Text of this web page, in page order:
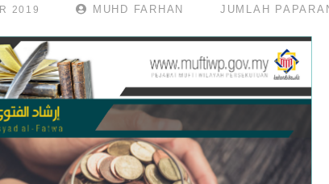
2019 MUHD FARHAN JUMLAH